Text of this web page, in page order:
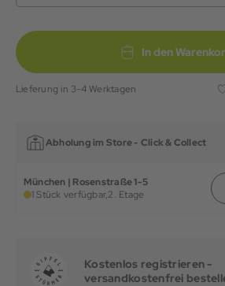
In den
Lieferung in 3-4 Werktagen
Abholung im Store - Click & Collect
München | Rosenstraße 1-5
1 Stück verfügbar,2. Etage
Kostenlos registrieren -
versandkostenfrei